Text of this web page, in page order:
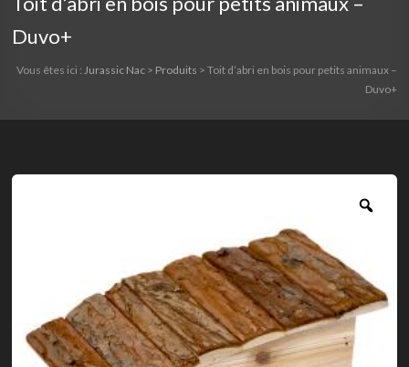
Duvo+
Vous êtes ici : Jurassic Nac> Produits > Toit d’abri en bois pour petits animaux –
Duvo+